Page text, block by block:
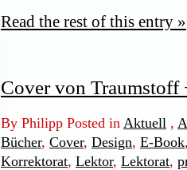
Read the rest of this entry »
Cover von
By Philipp Posted in Aktuell ,
Bücher, Cover, Design, E-Book
Korrektorat, Lektor, Lektorat,